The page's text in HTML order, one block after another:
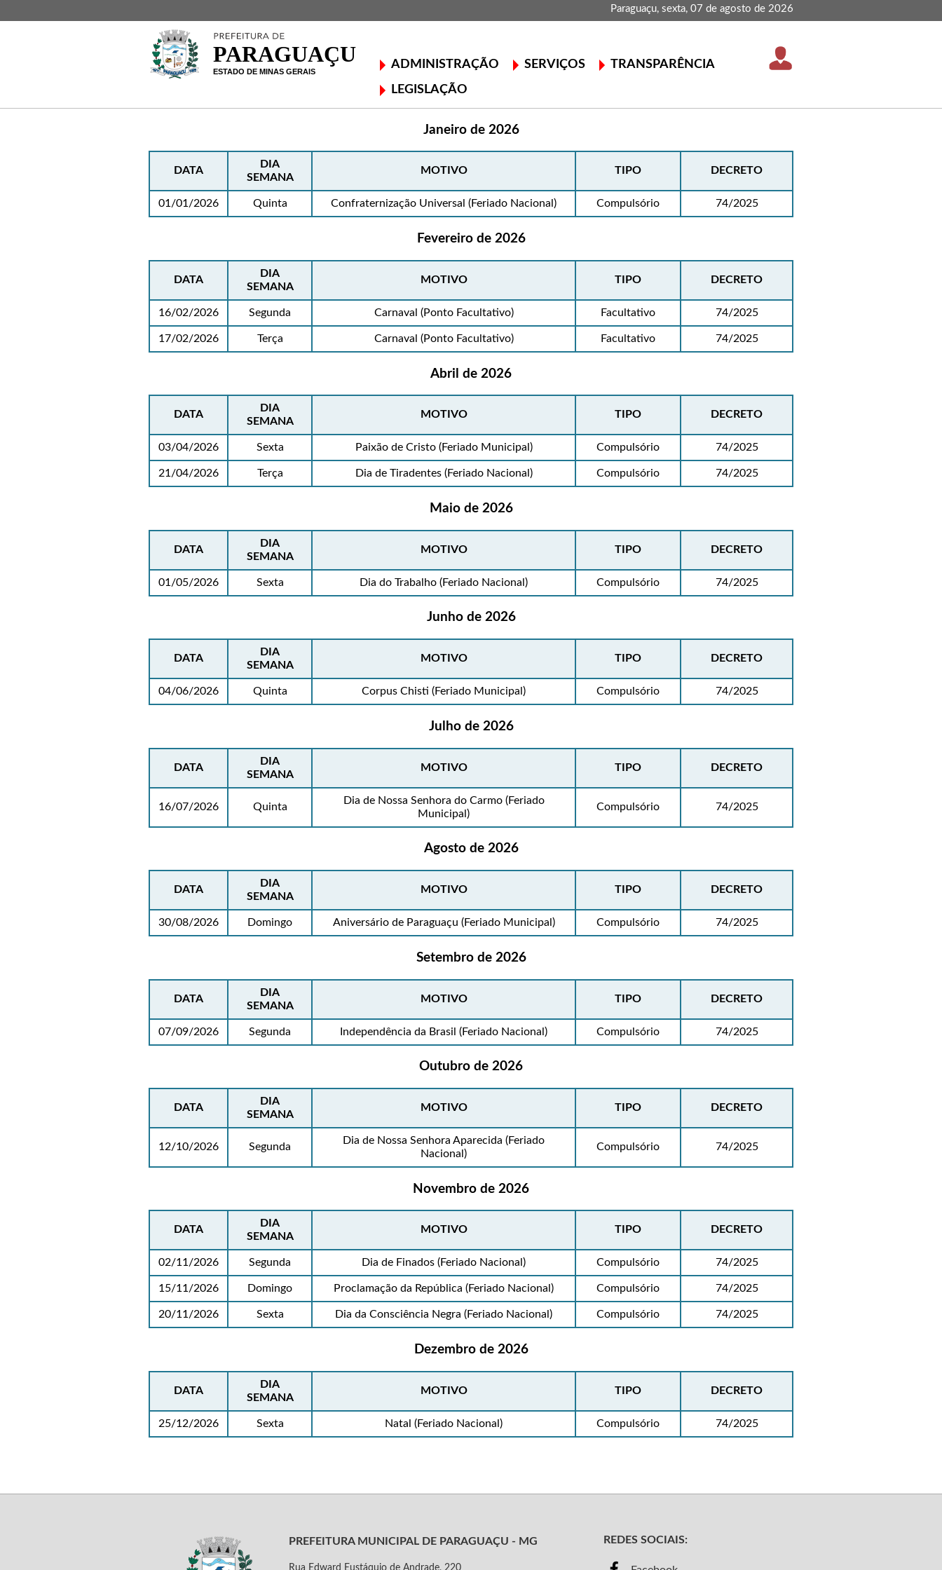
Paraguaçu, sexta, 07 de agosto de 2026
ADMINISTRAÇÃO SERVIÇOS
TRANSPARÊNCIA
LEGISLAÇÃO
Janeiro de 2026
DATA
DIA
SEMANA
MOTIVO TIPO DECRETO
01/01/2026 Quinta Confraternização Universal (Feriado Nacional) Compulsório 74/2025
Fevereiro de 2026
DATA
DIA
SEMANA
MOTIVO TIPO DECRETO
16/02/2026 Segunda Carnaval (Ponto Facultativo) Facultativo 74/2025
17/02/2026 Terça Carnaval (Ponto Facultativo) Facultativo 74/2025
Abril de 2026
DATA
DIA
SEMANA
MOTIVO TIPO DECRETO
03/04/2026 Sexta Paixão de Cristo (Feriado Municipal) Compulsório 74/2025
21/04/2026 Terça Dia de Tiradentes (Feriado Nacional) Compulsório 74/2025
Maio de 2026
DATA
DIA
SEMANA
MOTIVO TIPO DECRETO
01/05/2026 Sexta Dia do Trabalho (Feriado Nacional) Compulsório 74/2025
Junho de 2026
DATA
DIA
SEMANA
MOTIVO TIPO DECRETO
04/06/2026 Quinta Corpus Chisti (Feriado Municipal) Compulsório 74/2025
Julho de 2026
DATA
DIA
SEMANA
MOTIVO TIPO DECRETO
16/07/2026 Quinta
Dia de Nossa Senhora do Carmo (Feriado
Municipal)
Compulsório 74/2025
Agosto de 2026
DATA
DIA
SEMANA
MOTIVO TIPO DECRETO
30/08/2026 Domingo Aniversário de Paraguaçu (Feriado Municipal) Compulsório 74/2025
Setembro de 2026
DATA
DIA
SEMANA
MOTIVO TIPO DECRETO
07/09/2026 Segunda Independência da Brasil (Feriado Nacional) Compulsório 74/2025
Outubro de 2026
DATA
DIA
SEMANA
MOTIVO TIPO DECRETO
12/10/2026 Segunda
Dia de Nossa Senhora Aparecida (Feriado
Nacional)
Compulsório 74/2025
Novembro de 2026
DATA
DIA
SEMANA
MOTIVO TIPO DECRETO
02/11/2026 Segunda Dia de Finados (Feriado Nacional) Compulsório 74/2025
15/11/2026 Domingo Proclamação da República (Feriado Nacional) Compulsório 74/2025
20/11/2026 Sexta Dia da Consciência Negra (Feriado Nacional) Compulsório 74/2025
Dezembro de 2026
DATA
DIA
SEMANA
MOTIVO TIPO DECRETO
25/12/2026 Sexta Natal (Feriado Nacional) Compulsório 74/2025
PREFEITURA MUNICIPAL DE PARAGUAÇU - MG
Rua Edward Eustáquio de Andrade, 220
REDES SOCIAIS: